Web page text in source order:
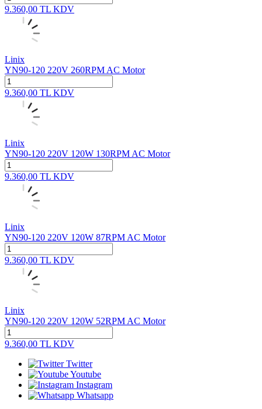
9.360,00 TL KDV
Linix
YN90-120 220V 260RPM AC Motor
9.360,00 TL KDV
Linix
YN90-120 220V 120W 130RPM AC Motor
9.360,00 TL KDV
Linix
YN90-120 220V 120W 87RPM AC Motor
9.360,00 TL KDV
Linix
YN90-120 220V 120W 52RPM AC Motor
9.360,00 TL KDV
Twitter
Youtube
Instagram
Whatsapp